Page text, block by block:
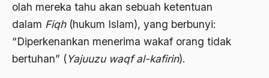
olah mereka tahu akan sebuah ketentuan
dalam Fiqh(hukum Islam), yang berbunyi:
“Diperkenankan menerima wakaf orang tidak
bertuhan” (Yajuuzu waqf al-kafirin).
ALmanak
Alternatif Moral
Alternatif Nilai